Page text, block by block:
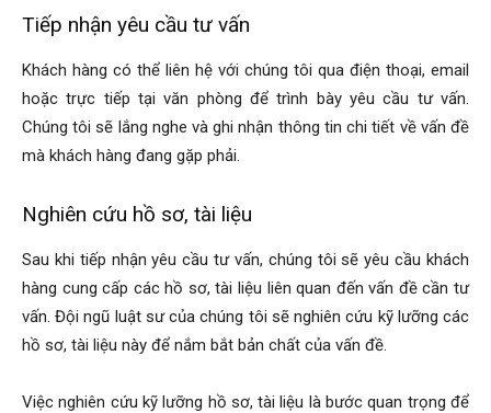
Tiếp nhận yêu cầu tư vấn
Khách hàng có thể liên hệ với chúng tôi qua điện thoại, email
hoặc trực tiếp tại văn phòng để trình bày yêu cầu tư vấn.
Chúng tôi sẽ lắng nghe và ghi nhận thông tin chi tiết về vấn đề
mà khách hàng đang gặp phải.
Nghiên cứu hồ sơ, tài liệu
Sau khi tiếp nhận yêu cầu tư vấn, chúng tôi sẽ yêu cầu khách
hàng cung cấp các hồ sơ, tài liệu liên quan đến vấn đề cần tư
vấn. Đội ngũ luật sư của chúng tôi sẽ nghiên cứu kỹ lưỡng các
hồ sơ, tài liệu này để nắm bắt bản chất của vấn đề.
Việc nghiên cứu kỹ lưỡng hồ sơ, tài liệu là bước quan trọng để